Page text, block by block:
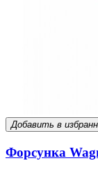
Добавить в
Форсунка